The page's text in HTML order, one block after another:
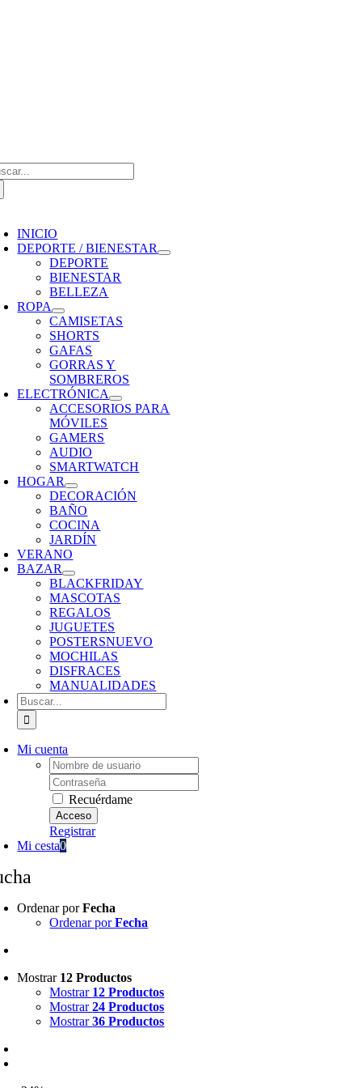
INICIO
DEPORTE / BIENESTAR
DEPORTE
BIENESTAR
BELLEZA
ROPA
CAMISETAS
SHORTS
GAFAS
GORRAS Y
SOMBREROS
ELECTRÓNICA
ACCESORIOS PARA
MÓVILES
GAMERS
AUDIO
SMARTWATCH
HOGAR
DECORACIÓN
BAÑO
COCINA
JARDÍN
VERANO
BAZAR
BLACKFRIDAY
MASCOTAS
REGALOS
JUGUETES
POSTERSNUEVO
MOCHILAS
DISFRACES
MANUALIDADES
Buscar:
Mi cuenta
Username:
Password:
Recuérdame
Registrar
Mi cesta0
Ordenar porFecha
Ordenar porFecha
Mostrar 12 Productos
Mostrar 12 Productos
Mostrar24 Productos
Mostrar36 Productos